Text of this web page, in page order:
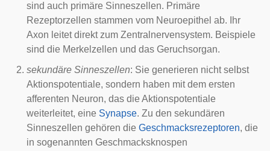
sind auch primäre Sinneszellen. Primäre
Rezeptorzellen stammen vom Neuroepithel ab. Ihr
Axon leitet direkt zum Zentralnervensystem. Beispiele
sind die Merkelzellen und das Geruchsorgan.
sekundäre Sinneszellen: Sie generieren nicht selbst
Aktionspotentiale, sondern haben mit dem ersten
afferenten Neuron, das die Aktionspotentiale
weiterleitet, eine Synapse. Zu den sekundären
Sinneszellen gehören die Geschmacksrezeptoren, die
in sogenannten Geschmacksknospen